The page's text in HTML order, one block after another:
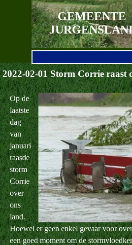
Ga naar de inhoud
GEMEENTE
2022-02-01 Storm Corrie raast
Op de
laatste
dag
van
januari
raasde
storm
Corrie
over
ons
land.
Hoewel er geen enkel gevaar voor
een goed moment om de